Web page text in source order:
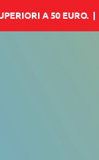
A 50 EURO. |